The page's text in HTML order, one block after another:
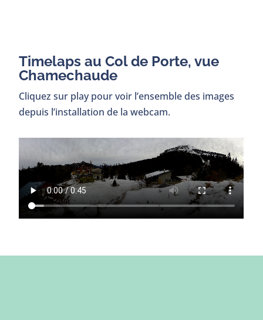
Timelaps au Col de Porte, vue
Chamechaude
Cliquez sur play pour voir l’ensemble des images
depuis l’installation de la webcam.